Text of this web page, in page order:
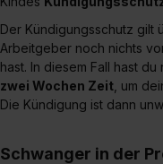
Der Kündigungsschutz gilt
Arbeitgeber noch nichts
hast. In diesem Fall hast
zwei Wochen Zeit , um
Die Kündigung ist dann
Schwanger in der